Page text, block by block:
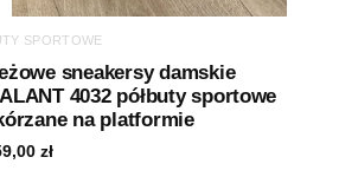
SPORTOWE
sneakersy damskie
4032 półbuty sportowe
na platformie
zł